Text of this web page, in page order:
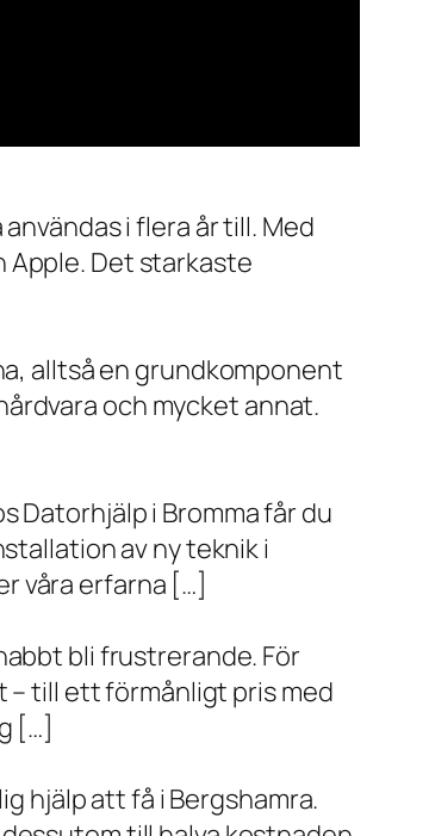
i flera år till. Med
Apple. Det starkaste
alltså en grundkomponent
och mycket annat.
Datorhjälp i Bromma får du
av ny teknik i
våra erfarna […]
bli frustrerande. För
– till ett förmånligt pris med
[…]
hjälp att få i Bergshamra.